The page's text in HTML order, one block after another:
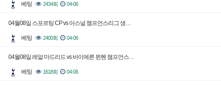
베팅 2434회 04-06
04월08일 스포르팅 CP vs 아스널 챔프언스리그 생…
베팅 2400회 04-06
04월08일 레알 마드리드 vs 바이에른 뮌헨 챔프언스…
베팅 1618회 04-06